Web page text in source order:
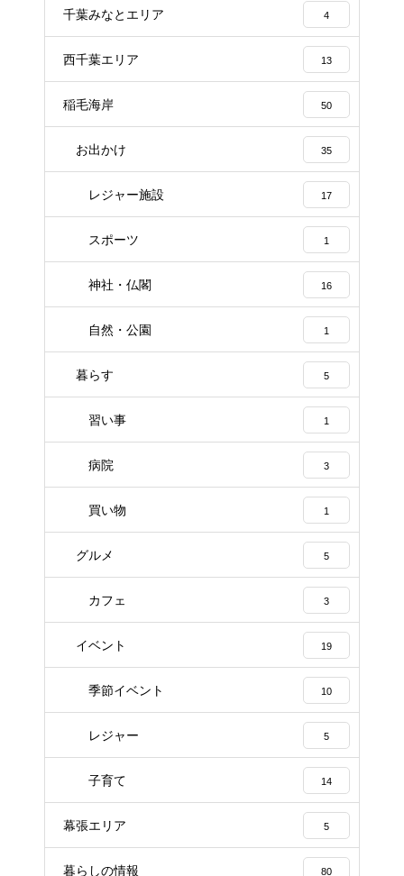
千葉みなとエリア 4
西千葉エリア 13
稲毛海岸 50
お出かけ 35
レジャー施設 17
スポーツ 1
神社・仏閣 16
自然・公園 1
暮らす 5
習い事 1
病院 3
買い物 1
グルメ 5
カフェ 3
イベント 19
季節イベント 10
レジャー 5
子育て 14
幕張エリア 5
暮らしの情報 80